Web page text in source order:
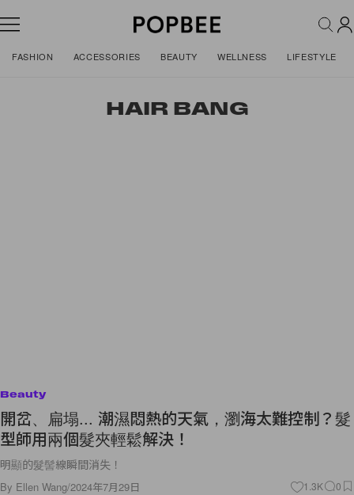
FASHION ACCESSORIES BEAUTY WELLNESS LIFESTYLE
HAIR BANG
Beauty
開岔、扁塌... 潮濕悶熱的天氣，瀏海太難控制？髮
型師用兩個髮夾輕鬆解決！
明顯的髮髻線瞬間消失！
By Ellen Wang/2024年7月29日 1.3K 0